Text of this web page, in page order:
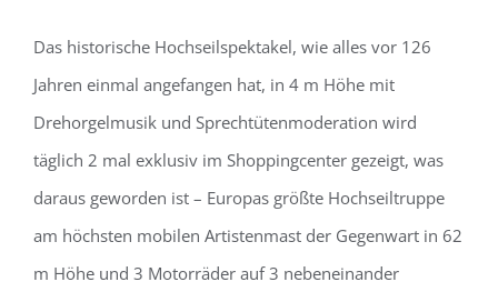
Das historische Hochseilspektakel, wie alles vor 126
Jahren einmal angefangen hat, in 4 m Höhe mit
Drehorgelmusik und Sprechtütenmoderation wird
täglich 2 mal exklusiv im Shoppingcenter gezeigt, was
daraus geworden ist – Europas größte Hochseiltruppe
am höchsten mobilen Artistenmast der Gegenwart in 62
m Höhe und 3 Motorräder auf 3 nebeneinander